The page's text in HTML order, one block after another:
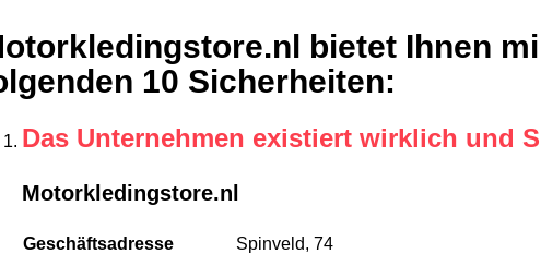
bietet Ihnen
10 Sicherheiten:
Das Unternehmen existiert wirklich und
Motorkledingstore.nl
Geschäftsadresse
Spinveld, 74